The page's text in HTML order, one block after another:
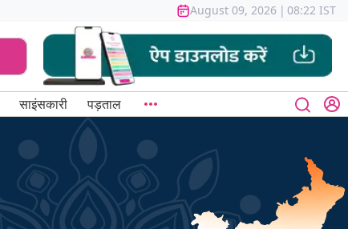
August 09, 2026 | 08:22 IST
साइंसकारी पड़ताल